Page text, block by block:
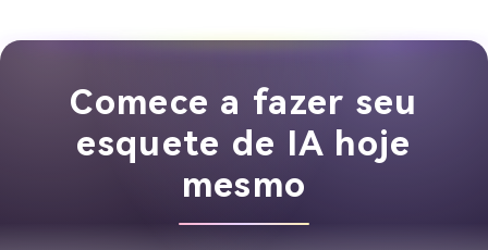
Comece a fazer seu
esquete de IA hoje
mesmo